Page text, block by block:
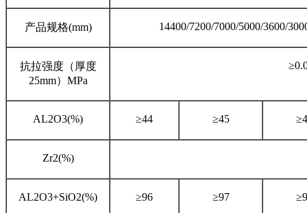
产品规格(mm) 14400/7200/7000/5000/3600/
抗拉强度（厚度
25mm）MPa
AL2O3(%) ≥44 ≥45
Zr2(%)
AL2O3+SiO2(%) ≥96 ≥97